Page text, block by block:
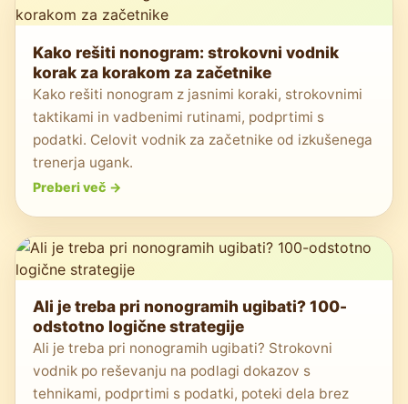
Kako rešiti nonogram: strokovni vodnik
korak za korakom za začetnike
Kako rešiti nonogram z jasnimi koraki, strokovnimi
taktikami in vadbenimi rutinami, podprtimi s
podatki. Celovit vodnik za začetnike od izkušenega
trenerja ugank.
Preberi več ->
Ali je treba pri nonogramih ugibati? 100-
odstotno logične strategije
Ali je treba pri nonogramih ugibati? Strokovni
vodnik po reševanju na podlagi dokazov s
tehnikami, podprtimi s podatki, poteki dela brez